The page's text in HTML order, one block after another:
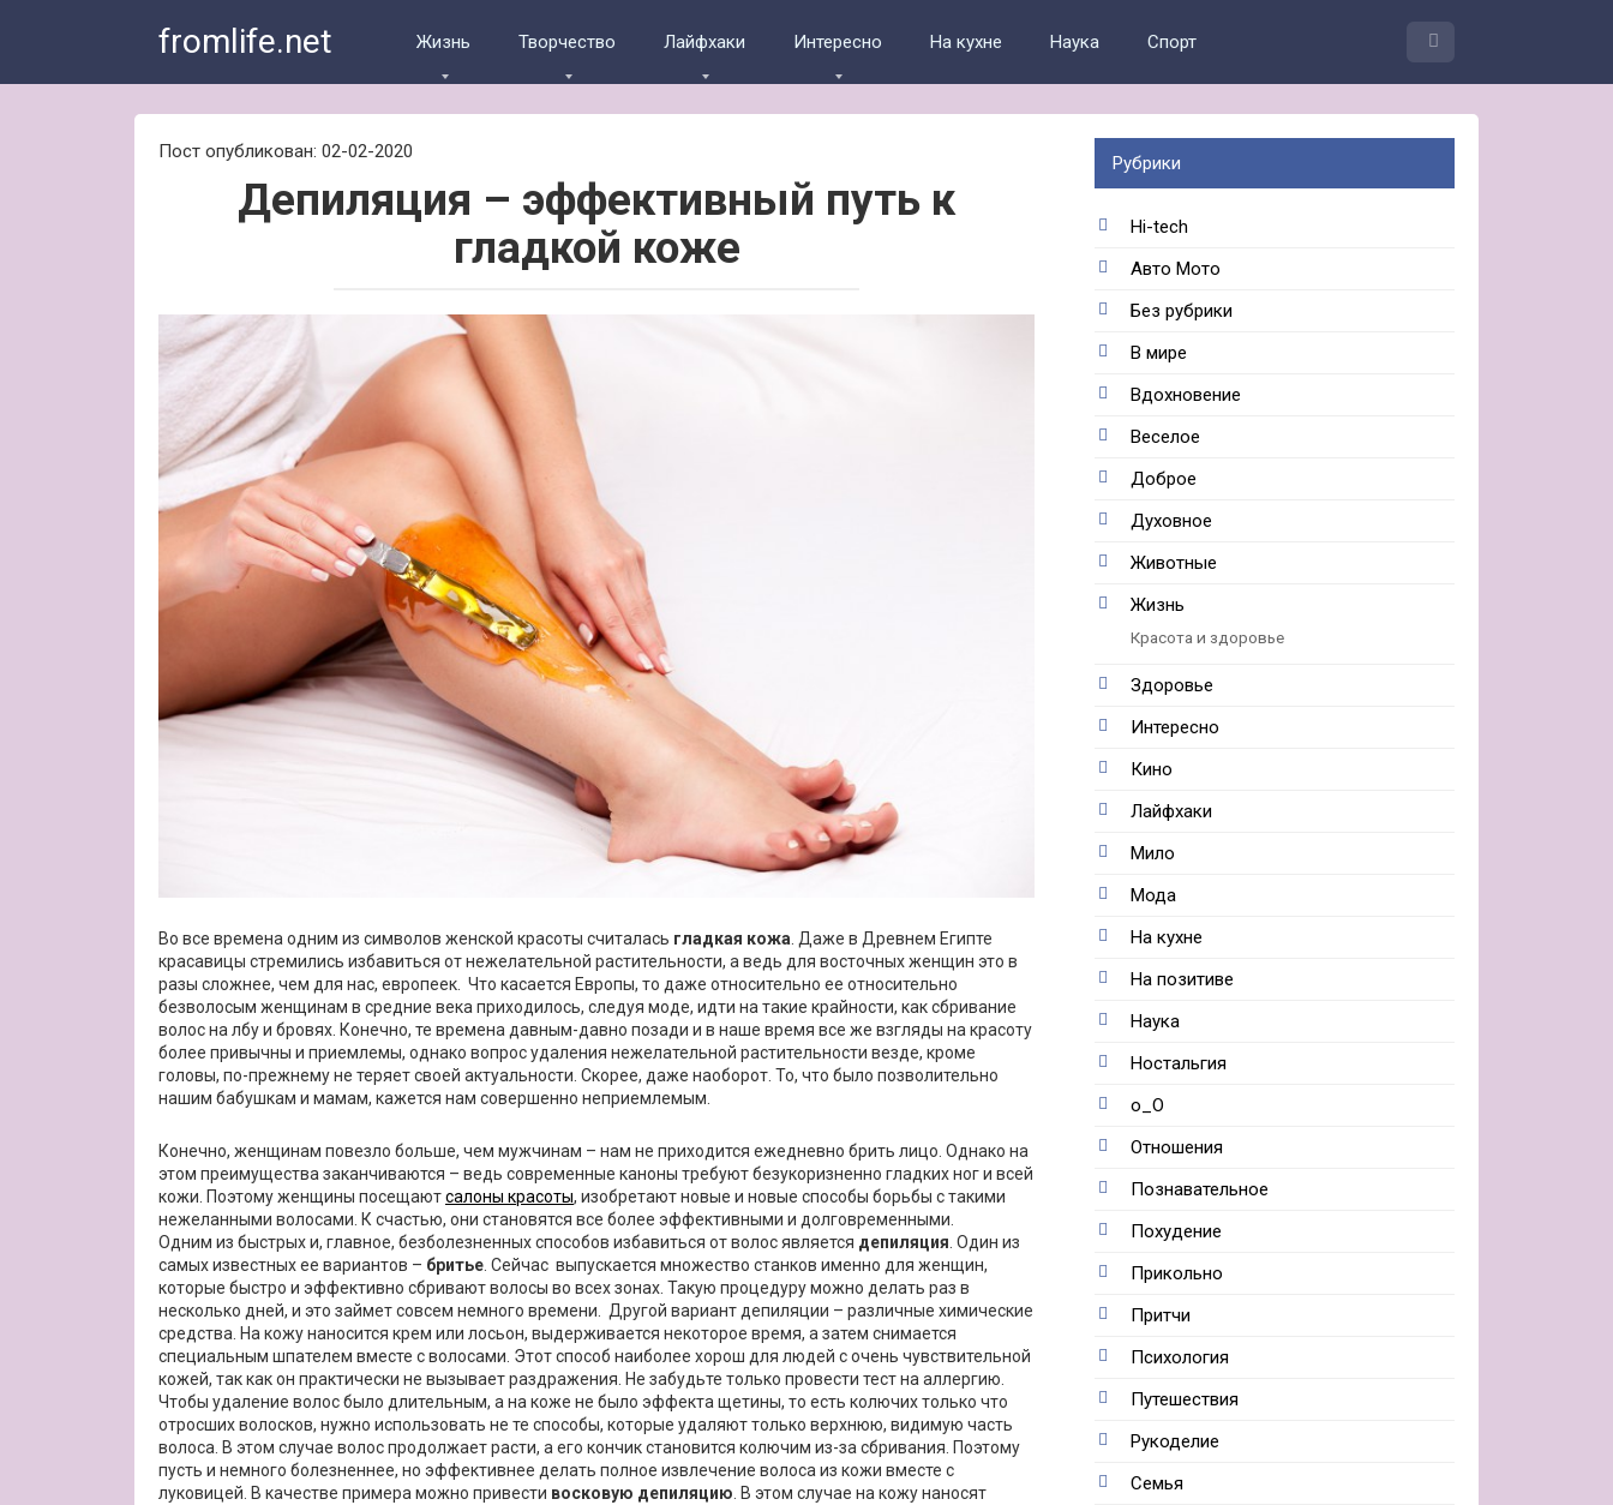
fromlife.net Жизнь Творчество Лайфхаки Интересно На кухне Наука Спорт
Пост опубликован: 02-02-2020
Депиляция – эффективный путь к
гладкой коже
Во все времена одним из символов женской красоты считалась гладкая кожа. Даже в Древнем Египте
красавицы стремились избавиться от нежелательной растительности, а ведь для восточных женщин это в
разы сложнее, чем для нас, европеек. Что касается Европы, то даже относительно ее относительно
безволосым женщинам в средние века приходилось, следуя моде, идти на такие крайности, как сбривание
волос на лбу и бровях. Конечно, те времена давным-давно позади и в наше время все же взгляды на красоту
более привычны и приемлемы, однако вопрос удаления нежелательной растительности везде, кроме
головы, по-прежнему не теряет своей актуальности. Скорее, даже наоборот. То, что было позволительно
нашим бабушкам и мамам, кажется нам совершенно неприемлемым.
Конечно, женщинам повезло больше, чем мужчинам – нам не приходится ежедневно брить лицо. Однако на
этом преимущества заканчиваются – ведь современные каноны требуют безукоризненно гладких ног и всей
кожи. Поэтому женщины посещаютсалоны красоты, изобретают новые и новые способы борьбы с такими
нежеланными волосами. К счастью, они становятся все более эффективными и долговременными.
Одним из быстрых и, главное, безболезненных способов избавиться от волос является депиляция. Один из
самых известных ее вариантов – бритье. Сейчас выпускается множество станков именно для женщин,
которые быстро и эффективно сбривают волосы во всех зонах. Такую процедуру можно делать раз в
несколько дней, и это займет совсем немного времени. Другой вариант депиляции – различные химические
средства. На кожу наносится крем или лосьон, выдерживается некоторое время, а затем снимается
специальным шпателем вместе с волосами. Этот способ наиболее хорош для людей с очень чувствительной
кожей, так как он практически не вызывает раздражения. Не забудьте только провести тест на аллергию.
Чтобы удаление волос было длительным, а на коже не было эффекта щетины, то есть колючих только что
отросших волосков, нужно использовать не те способы, которые удаляют только верхнюю, видимую часть
волоса. В этом случае волос продолжает расти, а его кончик становится колючим из-за сбривания. Поэтому
пусть и немного болезненнее, но эффективнее делать полное извлечение волоса из кожи вместе с
луковицей. В качестве примера можно привести восковую депиляцию. В этом случае на кожу наносят
Рубрики
Hi-tech
Авто Мото
Без рубрики
В мире
Вдохновение
Веселое
Доброе
Духовное
Животные
Жизнь
Красота и здоровье
Здоровье
Интересно
Кино
Лайфхаки
Мило
Мода
На кухне
На позитиве
Наука
Ностальгия
о_О
Отношения
Познавательное
Похудение
Прикольно
Притчи
Психология
Путешествия
Рукоделие
Семья